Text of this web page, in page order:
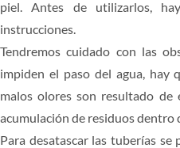
piel. Antes de utilizarlos,
instrucciones.
Tendremos cuidado con las
impiden el paso del agua, hay
malos olores son resultado de
acumulación de residuos dentro
Para desatascar las tuberías se